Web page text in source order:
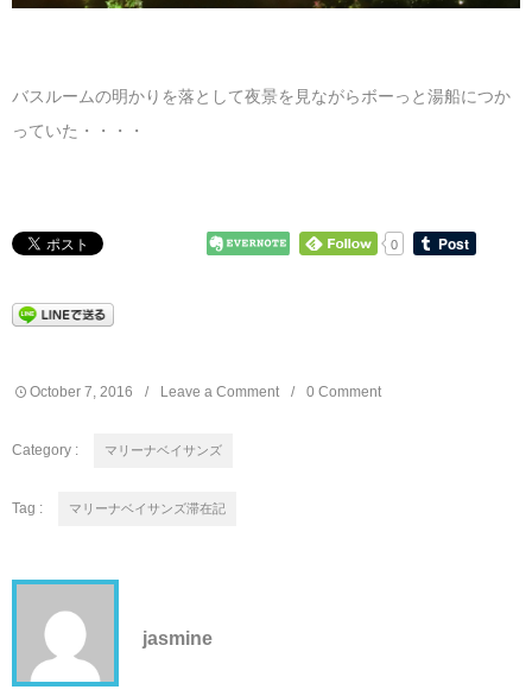
バスルームの明かりを落として夜景を見ながらボーっと湯船につか
っていた・・・・
0
October 7 2016 Leave a Comment 0 Comment
Category : マリーナベイサンズ
Tag : マリーナベイサンズ滞在記
jasmine